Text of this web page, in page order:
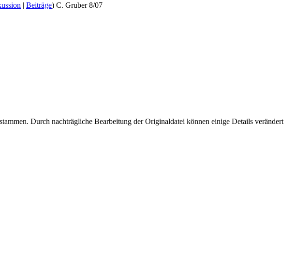
| Beiträge) C. Gruber 8/07
Durch nachträgliche Bearbeitung der Originaldatei können einige Details verändert